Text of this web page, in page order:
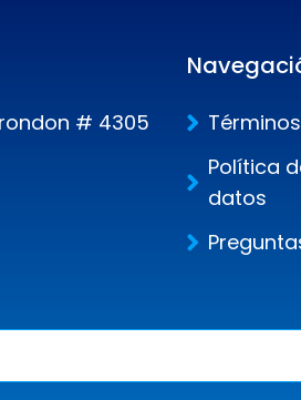
# 4305
Política
datos